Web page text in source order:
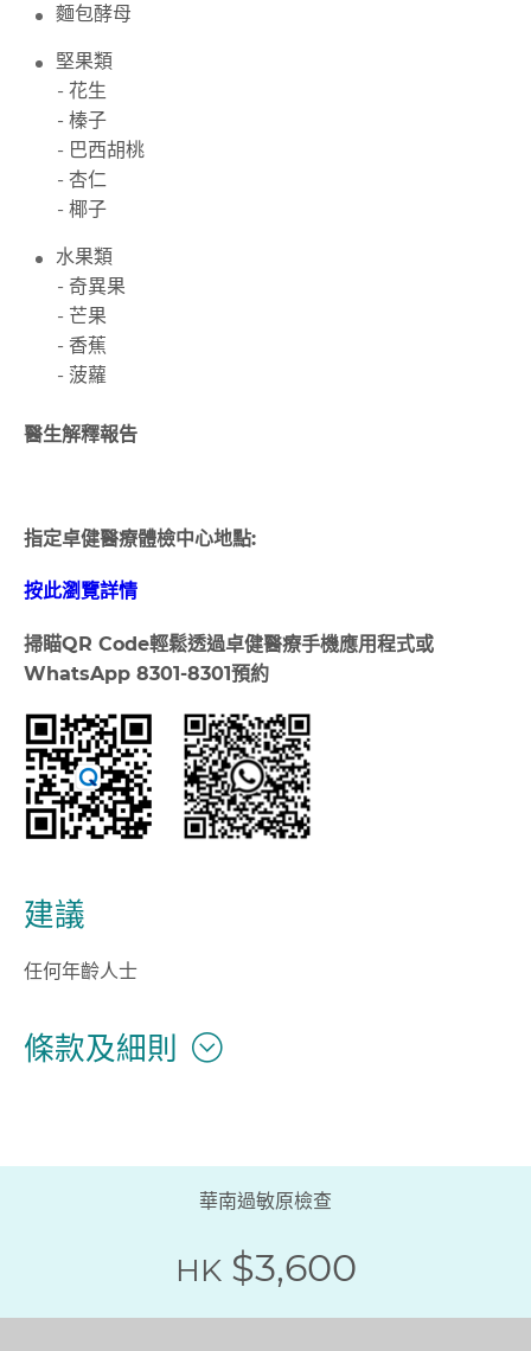
麵包酵母
堅果類
- 花生
- 榛子
- 巴西胡桃
- 杏仁
- 椰子
水果類
- 奇異果
- 芒果
- 香蕉
- 菠蘿
醫生解釋報告
指定卓健醫療體檢中心地點:
按此瀏覽詳情
掃瞄QR Code輕鬆透過卓健醫療手機應用程式或
WhatsApp 8301-8301預約
建議
任何年齡人士
條款及細則
華南過敏原檢查
HK $3,600